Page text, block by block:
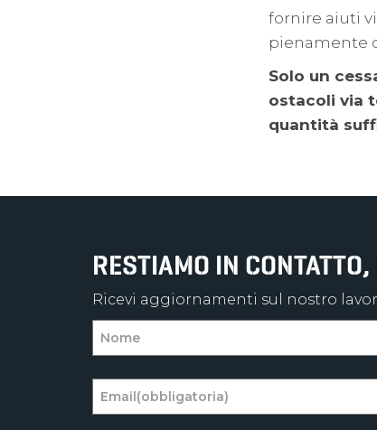
fornire aiuti
pienamente
Solo un
ostacoli via
quantità
RESTIAMO IN
Ricevi aggiornamenti sul nostro